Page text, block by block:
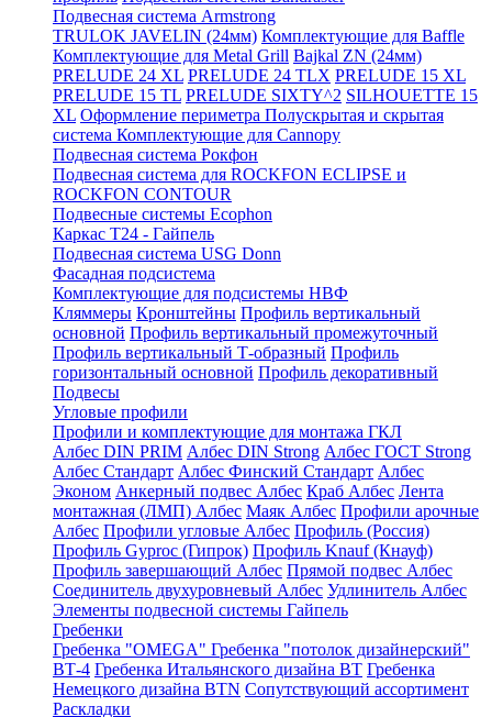
Подвесная система Armstrong
TRULOK JAVELIN (24мм) Комплектующие для Baffle
Комплектующие для Metal Grill Bajkal ZN (24мм)
PRELUDE 24 XL PRELUDE 24 TLX PRELUDE 15 XL
PRELUDE 15 TL PRELUDE SIXTY^2 SILHOUETTE 15
XL Оформление периметра Полускрытая и скрытая
система Комплектующие для Cannopy
Подвесная система Рокфон
Подвесная система для ROCKFON ECLIPSE и
ROCKFON CONTOUR
Подвесные системы Ecophon
Каркас Т24 - Гайпель
Подвесная система USG Donn
Фасадная подсистема
Комплектующие для подсистемы НВФ
Кляммеры Кронштейны Профиль вертикальный
основной Профиль вертикальный промежуточный
Профиль вертикальный Т-образный Профиль
горизонтальный основной Профиль декоративный
Подвесы
Угловые профили
Профили и комплектующие для монтажа ГКЛ
Албес DIN PRIM Албес DIN Strong Албес ГОСТ Strong
Албес Стандарт Албес Финский Стандарт Албес
Эконом Анкерный подвес Албес Краб Албес Лента
монтажная (ЛМП) Албес Маяк Албес Профили арочные
Албес Профили угловые Албес Профиль (Россия)
Профиль Gyproc (Гипрок) Профиль Knauf (Кнауф)
Профиль завершающий Албес Прямой подвес Албес
Соединитель двухуровневый Албес Удлинитель Албес
Элементы подвесной системы Гайпель
Гребенки
Гребенка "OMEGA" Гребенка "потолок дизайнерский"
ВТ-4 Гребенка Итальянского дизайна BT Гребенка
Немецкого дизайна ВТN Сопутствующий ассортимент
Раскладки